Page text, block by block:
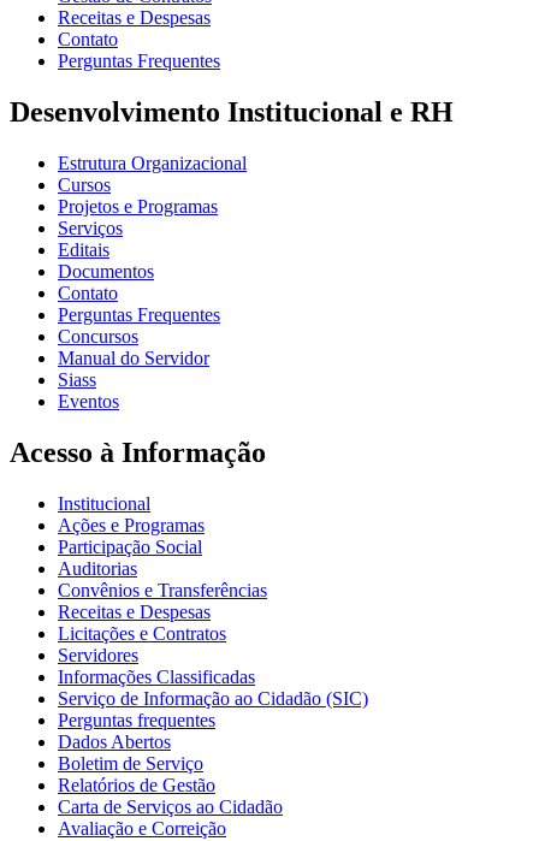
Receitas e Despesas
Contato
Perguntas Frequentes
Desenvolvimento Institucional e RH
Estrutura Organizacional
Cursos
Projetos e Programas
Serviços
Editais
Documentos
Contato
Perguntas Frequentes
Concursos
Manual do Servidor
Siass
Eventos
Acesso à Informação
Institucional
Ações e Programas
Participação Social
Auditorias
Convênios e Transferências
Receitas e Despesas
Licitações e Contratos
Servidores
Informações Classificadas
Serviço de Informação ao Cidadão (SIC)
Perguntas frequentes
Dados Abertos
Boletim de Serviço
Relatórios de Gestão
Carta de Serviços ao Cidadão
Avaliação e Correição